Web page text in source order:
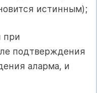
истинным);
при
подтверждения
аларма, и